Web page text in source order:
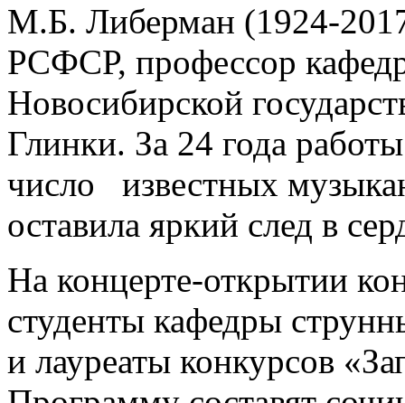
М.Б. Либерман (1924-
РСФСР, профессор
Новосибирской
Глинки. За 24 года
число известных
оставила яркий след в
На концерте-открытии
студенты кафедры
и лауреаты конкурсов